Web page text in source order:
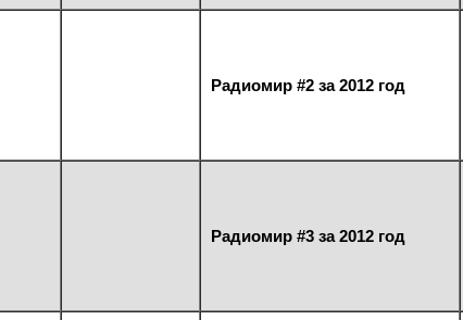
Радиомир #2 за 2012 год
Радиомир #3 за 2012 год